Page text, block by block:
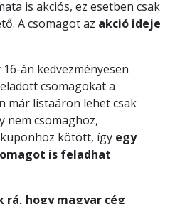
is akciós, ez esetben csak
A csomagot az akció ideje
án kedvezményesen
csomagokat a
már listaáron lehet csak
nem csomaghoz,
kötött, így egy
is feladhat
rá, hogy magyar cég